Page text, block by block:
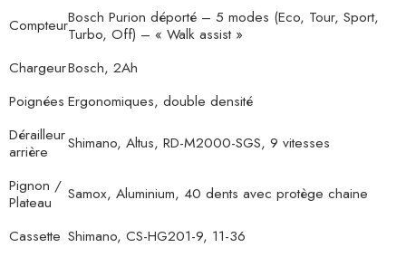
CompteurBosch Purion déporté – 5 modes (Eco, Tour, Sport,
Turbo, Off) – « Walk assist »
ChargeurBosch, 2Ah
Poignées Ergonomiques, double densité
Dérailleur
arrière
Shimano, Altus, RD-M2000-SGS, 9 vitesses
Pignon /
Plateau
Samox, Aluminium, 40 dents avec protège chaine
Cassette Shimano, CS-HG201-9, 11-36